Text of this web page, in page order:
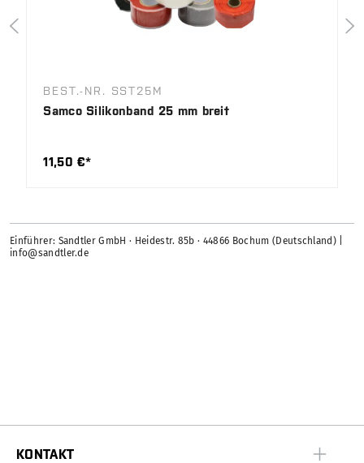
BEST.-NR. SST25M
Samco Silikonband 25 mm breit
11,50 €*
Einführer: Sandtler GmbH · Heidestr. 85b · 44866 Bochum (Deutschland) |
info@sandtler.de
KONTAKT